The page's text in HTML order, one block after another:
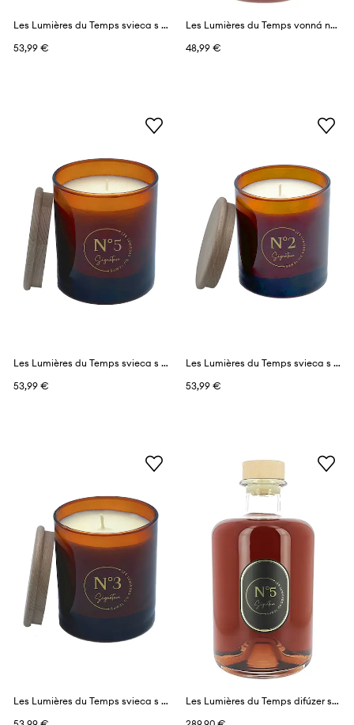
Les Lumières du Temps svieca s vôňou 290 g
53,99 €
Les Lumières du Temps vonná náplň do difuzéra 1 l
48,99 €
Les Lumières du Temps svieca s vôňou 290 g
53,99 €
Les Lumières du Temps svieca s vôňou 290 g
53,99 €
Les Lumières du Temps svieca s vôňou 290 g
Les Lumières du Temps difúzer s vôňou 3 l